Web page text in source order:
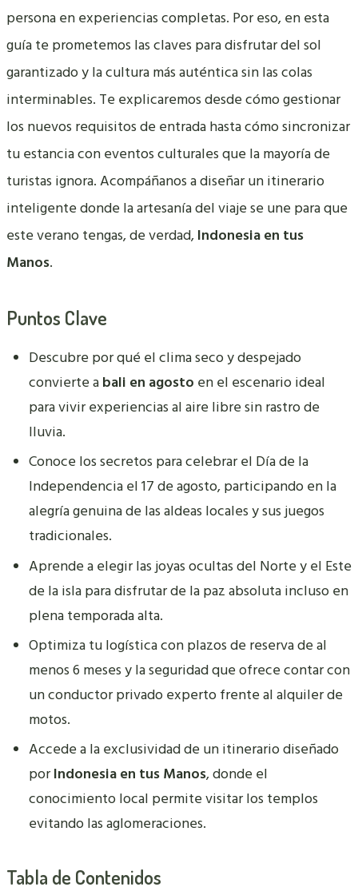
persona en experiencias completas. Por eso, en esta
guía te prometemos las claves para disfrutar del sol
garantizado y la cultura más auténtica sin las colas
interminables. Te explicaremos desde cómo gestionar
los nuevos requisitos de entrada hasta cómo sincronizar
tu estancia con eventos culturales que la mayoría de
turistas ignora. Acompáñanos a diseñar un itinerario
inteligente donde la artesanía del viaje se une para que
este verano tengas, de verdad,Indonesia en tus
Manos.
Puntos Clave
Descubre por qué el clima seco y despejado
convierte abali en agosto en el escenario ideal
para vivir experiencias al aire libre sin rastro de
lluvia.
Conoce los secretos para celebrar el Día de la
Independencia el 17 de agosto, participando en la
alegría genuina de las aldeas locales y sus juegos
tradicionales.
Aprende a elegir las joyas ocultas del Norte y el Este
de la isla para disfrutar de la paz absoluta incluso en
plena temporada alta.
Optimiza tu logística con plazos de reserva de al
menos 6 meses y la seguridad que ofrece contar con
un conductor privado experto frente al alquiler de
motos.
Accede a la exclusividad de un itinerario diseñado
porIndonesia en tus Manos, donde el
conocimiento local permite visitar los templos
evitando las aglomeraciones.
Tabla de Contenidos